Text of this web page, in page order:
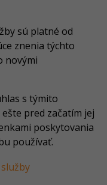
sú platné od
znenia týchto
novými
s týmito
pred začatím jej
poskytovania
používať.